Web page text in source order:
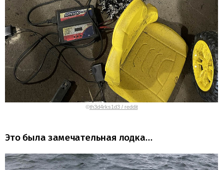
©th3d4rks1d3 / reddit
Это была замечательная лодка…